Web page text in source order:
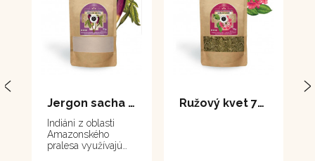
Jergon sacha 111 g
Indiáni z oblasti
Amazonského
pralesa využívajú
Ružový kvet 70 g